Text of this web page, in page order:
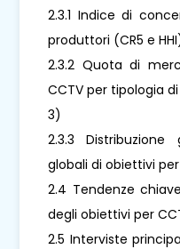
2.3.1 Indice di
produttori (CR5 e
2.3.2 Quota di
CCTV per tipologia
3)
2.3.3
globali di obiettivi
2.4 Tendenze
degli obiettivi per
2.5 Interviste